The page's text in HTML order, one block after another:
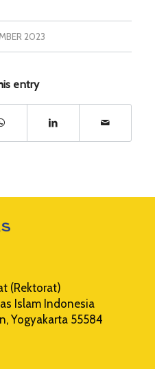
2023
entry
(Rektorat)
Islam Indonesia
Yogyakarta 55584